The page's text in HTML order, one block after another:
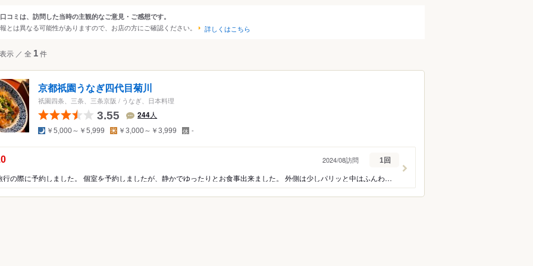
南山城
丹波・福知山
ルから探す
レストラン
理
・あなご
つ・揚げ物
・串焼・鳥料理
き
しゃぶしゃぶ
そば
うどん
麺類
お好み焼き・たこ焼き
おでん
その他
コミは、訪問した当時の主観的なご意見・ご感想です。
とは異なる可能性がありますので、お店の方にご確認ください。 詳しくはこちら
示 ／ 全 1件
京都祇園うなぎ四代目菊川
祇園四条、三条、三条京阪 / うなぎ、日本料理
3.55 244人
夜 ￥5,000～￥5,999 昼 ￥3,000～￥3,999 定
休
日
-
数：
京都旅行の際に予約しました。 個室を予約しましたが、静かでゆったりとお食事出来ました。 外側は少しパリッと中はふんわりですごく好みの鰻屋さんで、とても美味しかったです♪ 幸せな京都旅行の一幕となりました。 ありがとうございました。
2024/08訪問 1回